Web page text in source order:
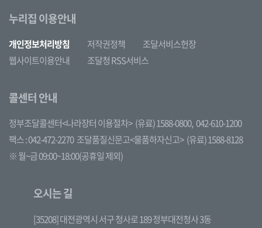
누리집 이용안내
개인정보처리방침 저작권정책
조달서비스헌장
웹사이트이용안내
조달청 RSS서비스
콜센터 안내
정부조달콜센터<나라장터 이용절차> (유료) 1588-0800, 042-610-1200
팩스 : 042-472-2270 조달품질신문고<물품하자신고> (유료) 1588-8128
※ 월~금 09:00~18:00(공휴일 제외)
오시는 길
[35208] 대전광역시 서구 청사로 189 정부대전청사 3동